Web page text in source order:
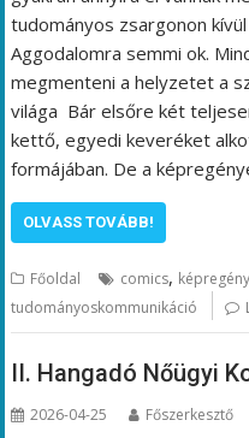
tudományos zsargonon
Aggodalomra semmi ok.
megmenteni a helyzetet a
világa Bár elsőre két
kettő, egyedi keveréket
formájában. De a
OLVASS TOVÁBB!
Főoldal comics,
tudományoskommunikáció
II. Hangadó Nőügyi
2026-04-25 Főszerkesztő